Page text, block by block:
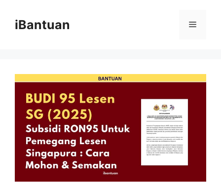
contentiBantuan Menu